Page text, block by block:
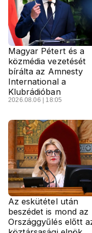
Magyar Pétert és a
közmédia vezetését
bírálta az Amnesty
International a
Klubrádióban
2026.08.06 | 18:05
Az eskütétel után
beszédet is mond az
Országgyűlés előtt